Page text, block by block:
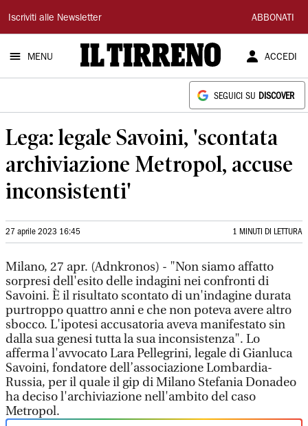
Il
Tirreno
Iscriviti alle Newsletter ABBONATI
MENU ACCEDI
SEGUICI SU DISCOVER
Lega: legale Savoini, 'scontata
archiviazione Metropol, accuse
inconsistenti'
27 aprile 2023 16:45 1 MINUTI DI LETTURA
Milano, 27 apr. (Adnkronos) - "Non siamo affatto
sorpresi dell'esito delle indagini nei confronti di
Savoini. È il risultato scontato di un'indagine durata
purtroppo quattro anni e che non poteva avere altro
sbocco. L'ipotesi accusatoria aveva manifestato sin
dalla sua genesi tutta la sua inconsistenza". Lo
afferma l'avvocato Lara Pellegrini, legale di Gianluca
Savoini, fondatore dell’associazione Lombardia-
Russia, per il quale il gip di Milano Stefania Donadeo
ha deciso l'archiviazione nell'ambito del caso
Metropol.